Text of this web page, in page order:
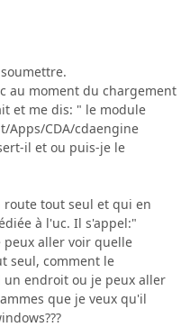
au moment du chargement
et me dis: " le module
Apps/CDA/cdaengine
il et ou puis-je le
route tout seul et qui en
à l'uc. Il s'appel:"
peux aller voir quelle
seul, comment le
endroit ou je peux aller
que je veux qu'il